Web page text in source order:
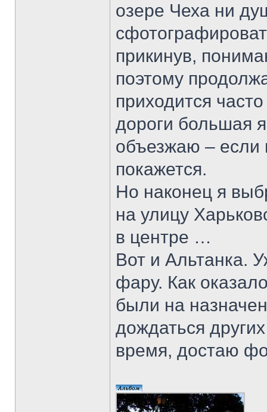
озере Чеха ни
прикинув,
поэтому
приходится
дороги большая
объезжаю – если
покажется.
Но наконец я
на улицу
в центре …
Вот и Альтанка.
фару. Как
были на
дождаться
время, достаю